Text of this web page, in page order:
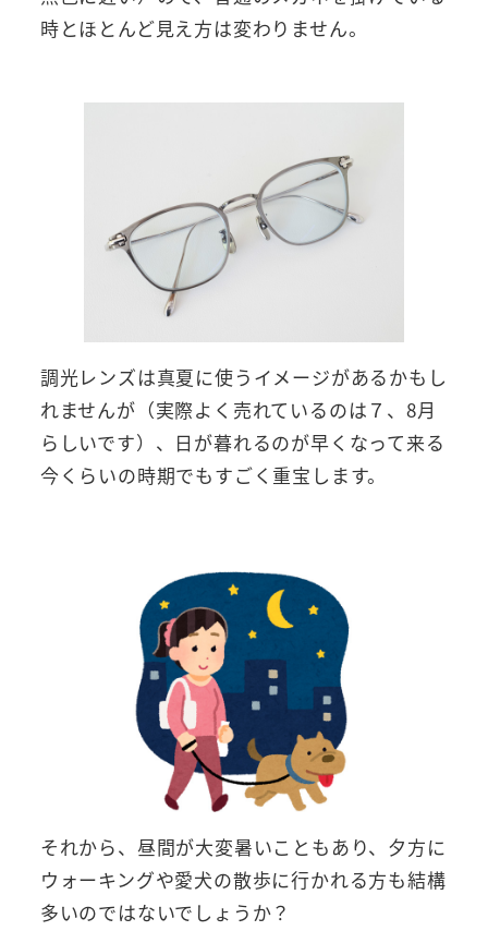
時とほとんど見え方は変わりません。
調光レンズは真夏に使うイメージがあるかもし
れませんが（実際よく売れているのは７、8月
らしいです）、日が暮れるのが早くなって来る
今くらいの時期でもすごく重宝します。
それから、昼間が大変暑いこともあり、夕方に
ウォーキングや愛犬の散歩に行かれる方も結構
多いのではないでしょうか？